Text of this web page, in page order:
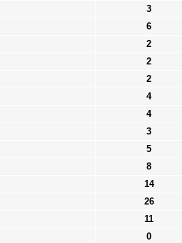
3
6
2
2
2
4
4
3
5
8
14
26
11
0